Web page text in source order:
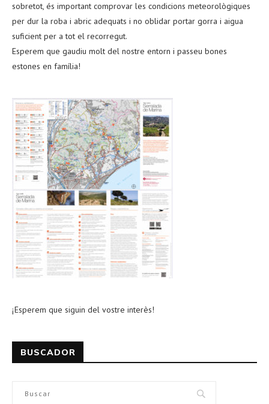
sobretot, és important comprovar les condicions meteorològiques
per dur la roba i abric adequats i no oblidar portar gorra i aigua
suficient per a tot el recorregut.
Esperem que gaudiu molt del nostre entorn i passeu bones
estones en família!
¡Esperem que siguin del vostre interès!
BUSCADOR